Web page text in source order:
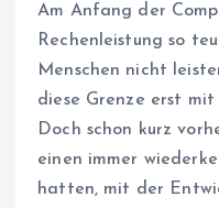
Am Anfang der
Rechenleistung so
Menschen nicht
diese Grenze erst
Doch schon kurz
einen immer
hatten, mit der